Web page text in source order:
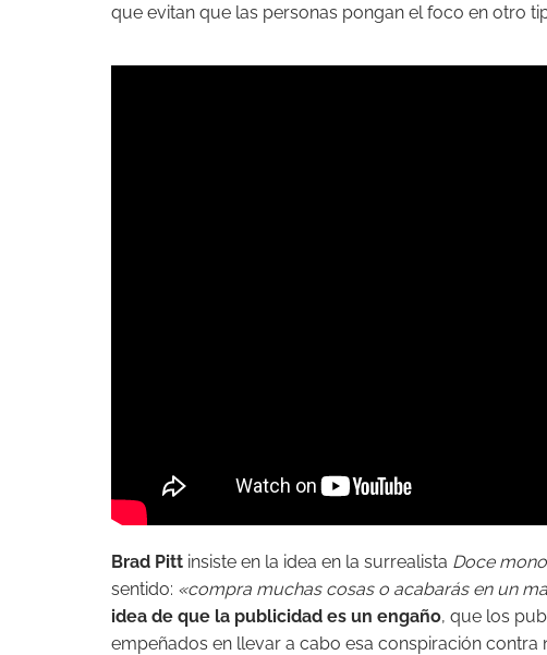
que evitan que las personas pongan el foco en otro
Brad Pitt insiste en la idea en la surrealista Doce
sentido: «compra muchas cosas o acabarás en un
idea de que la publicidad es un engaño, que los
empeñados en llevar a cabo esa conspiración